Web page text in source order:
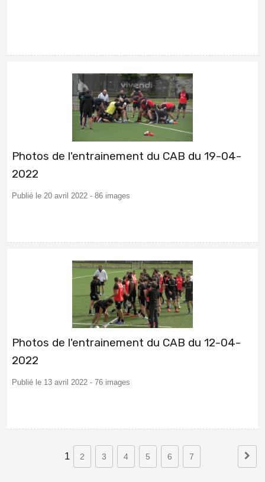
Photos de l'entrainement du CAB du 19-04-
2022
Publié le 20 avril 2022 - 86 images
Photos de l'entrainement du CAB du 12-04-
2022
Publié le 13 avril 2022 - 76 images
1 2 3 4 5 6 7